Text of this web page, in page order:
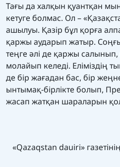
Тағы да халқын қуантқан
кетуге болмас. Ол –
ашылуы. Қазір бұл қорға
қаржы аударып жатыр.
теңге әлі де қаржы
молайып келеді. Еліміздің
де бір жағадан бас, бір
ынтымақ-бірлікте болып,
жасап жатқан шараларын
«Qazaqstan dauiri»